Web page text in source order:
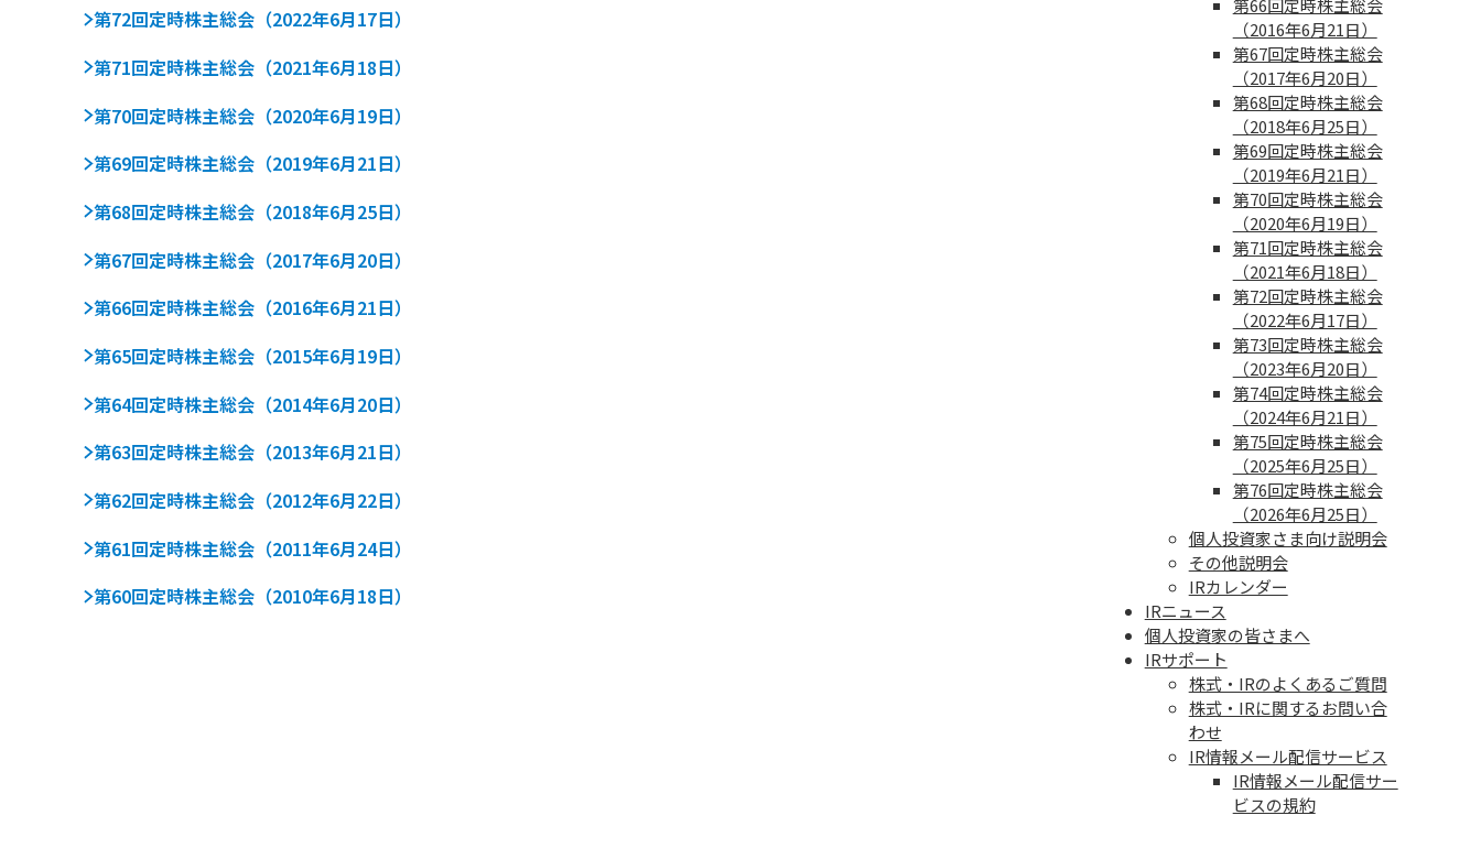
第72回定時株主総会（2022年6月17日）
第71回定時株主総会（2021年6月18日）
第70回定時株主総会（2020年6月19日）
第69回定時株主総会（2019年6月21日）
第68回定時株主総会（2018年6月25日）
第67回定時株主総会（2017年6月20日）
第66回定時株主総会（2016年6月21日）
第65回定時株主総会（2015年6月19日）
第64回定時株主総会（2014年6月20日）
第63回定時株主総会（2013年6月21日）
第62回定時株主総会（2012年6月22日）
第61回定時株主総会（2011年6月24日）
第60回定時株主総会（2010年6月18日）
第66回定時株主総会
（2016年6月21日）
第67回定時株主総会
（2017年6月20日）
第68回定時株主総会
（2018年6月25日）
第69回定時株主総会
（2019年6月21日）
第70回定時株主総会
（2020年6月19日）
第71回定時株主総会
（2021年6月18日）
第72回定時株主総会
（2022年6月17日）
第73回定時株主総会
（2023年6月20日）
第74回定時株主総会
（2024年6月21日）
第75回定時株主総会
（2025年6月25日）
第76回定時株主総会
（2026年6月25日）
個人投資家さま向け説明会
その他説明会
IRカレンダー
IRニュース
個人投資家の皆さまへ
IRサポート
株式・IRのよくあるご質問
株式・IRに関するお問い合
わせ
IR情報メール配信サービス
IR情報メール配信サー
ビスの規約